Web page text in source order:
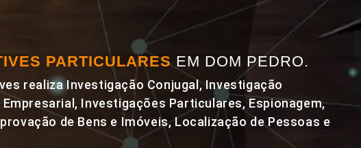
PARTICULARESEM DOM PEDRO.
realiza Investigação Conjugal, Investigação
Investigações Particulares, Espionagem,
de Bens e Imóveis, Localização de Pessoas e